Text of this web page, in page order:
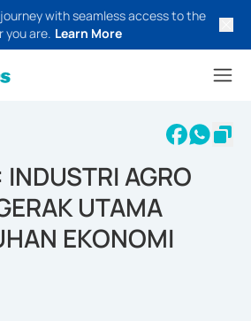
with seamless access to the
you are. Learn More
AGRO
UTAMA
EKONOMI